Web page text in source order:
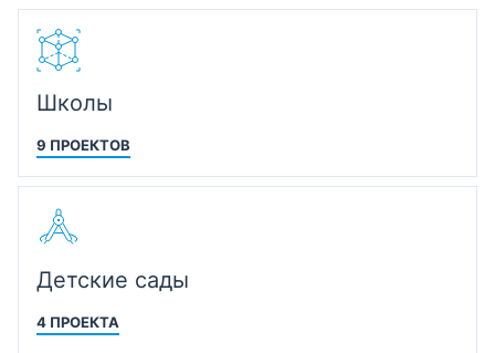
Школы
9 ПРОЕКТОВ
Детские сады
4 ПРОЕКТА